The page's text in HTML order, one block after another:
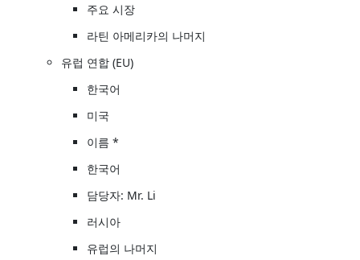
주요 시장
라틴 아메리카의 나머지
유럽 연합 (EU)
한국어
미국
이름 *
한국어
담당자: Mr. Li
러시아
유럽의 나머지